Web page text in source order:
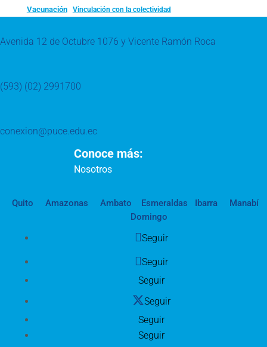
Vacunación
Vinculación con la colectividad
Avenida 12 de Octubre 1076 y Vicente Ramón Roca
(593) (02) 2991700
conexion@puce.edu.ec
Conoce más:
Nosotros
Quito Amazonas Ambato Esmeraldas Ibarra
Manabí
Domingo
Seguir
Seguir
Seguir
Seguir
Seguir
Seguir